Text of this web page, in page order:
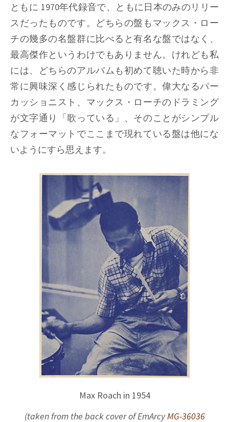
ともに 1970年代録音で、ともに日本のみのリリー
スだったものです。どちらの盤もマックス・ロー
チの幾多の名盤群に比べると有名な盤ではなく、
最高傑作というわけでもありません。けれども私
には、どちらのアルバムも初めて聴いた時から非
常に興味深く感じられたものです。偉大なるパー
カッショニスト、マックス・ローチのドラミング
が文字通り「歌っている」、そのことがシンプル
なフォーマットでここまで現れている盤は他にな
いようにすら思えます。
Max Roach in 1954
(taken from the back cover of EmArcyMG-36036